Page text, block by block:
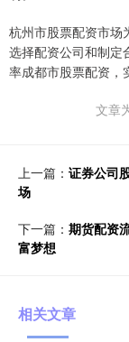
杭州市股票配资市场
选择配资公司和制定
率成都市股票配资，
文章
上一篇： 证券公司
场
下一篇： 期货配资
富梦想
相关文章